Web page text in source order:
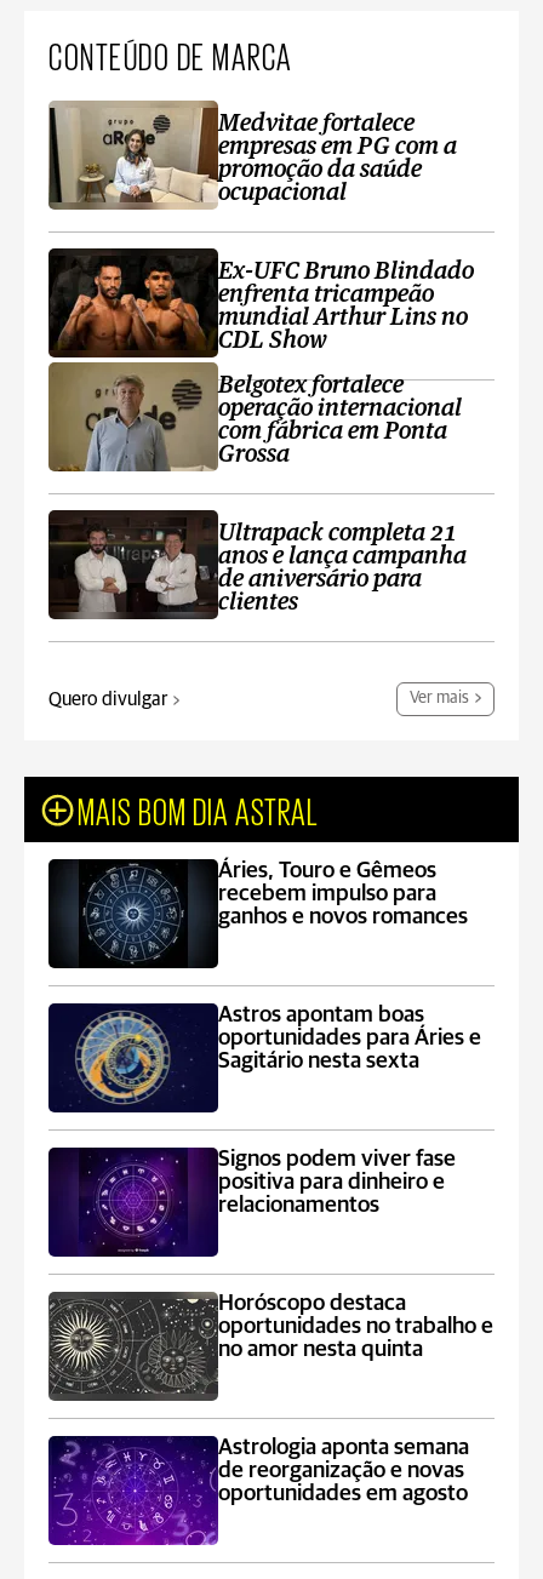
CONTEÚDO DE MARCA
Medvitae fortalece
empresas em PG com a
promoção da saúde
ocupacional
Ex-UFC Bruno Blindado
enfrenta tricampeão
mundial Arthur Lins no
CDL Show
Belgotex fortalece
operação internacional
com fábrica em Ponta
Grossa
Ultrapack completa 21
anos e lança campanha
de aniversário para
clientes
Quero divulgar Ver mais
MAIS BOM DIA ASTRAL
Áries, Touro e Gêmeos
recebem impulso para
ganhos e novos romances
Astros apontam boas
oportunidades para Áries e
Sagitário nesta sexta
Signos podem viver fase
positiva para dinheiro e
relacionamentos
Horóscopo destaca
oportunidades no trabalho e
no amor nesta quinta
Astrologia aponta semana
de reorganização e novas
oportunidades em agosto